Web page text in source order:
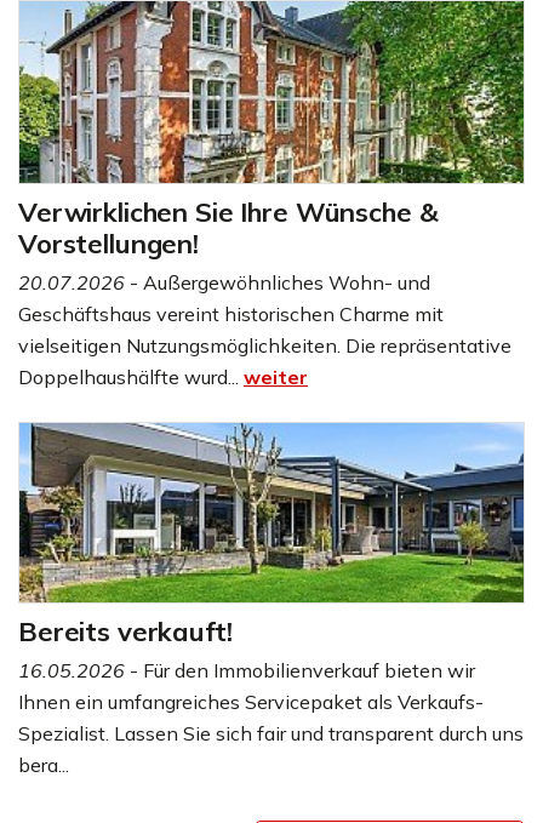
Verwirklichen Sie Ihre Wünsche &
Vorstellungen!
20.07.2026 - Außergewöhnliches Wohn- und
Geschäftshaus vereint historischen Charme mit
vielseitigen Nutzungsmöglichkeiten. Die repräsentative
Doppelhaushälfte wurd... weiter
Bereits verkauft!
16.05.2026 - Für den Immobilienverkauf bieten wir
Ihnen ein umfangreiches Servicepaket als Verkaufs-
Spezialist. Lassen Sie sich fair und transparent durch uns
bera...